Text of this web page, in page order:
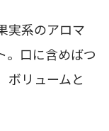
実系のアロマ
。口に含めばつ
ボリュームと